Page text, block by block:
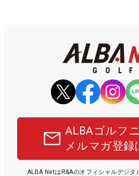
ALBAゴルフ
メルマガ登録
ALBA NetはR&Aのオフィシャルデジタ